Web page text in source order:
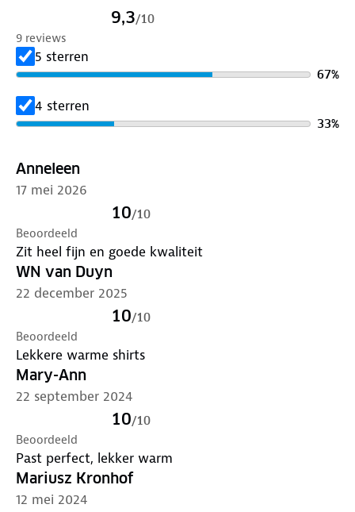
9,3/10
9 reviews
5 sterren
67%
4 sterren
33%
Anneleen
17 mei 2026
10/10
Beoordeeld
Zit heel fijn en goede kwaliteit
WN van Duyn
22 december 2025
10/10
Beoordeeld
Lekkere warme shirts
Mary-Ann
22 september 2024
10/10
Beoordeeld
Past perfect, lekker warm
Mariusz Kronhof
12 mei 2024